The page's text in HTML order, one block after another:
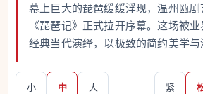
幕上巨大的琵琶缓缓浮现，温州瓯
《琵琶记》正式拉开序幕。这场被
经典当代演绎，以极致的简约美学与
小 中 大 紧